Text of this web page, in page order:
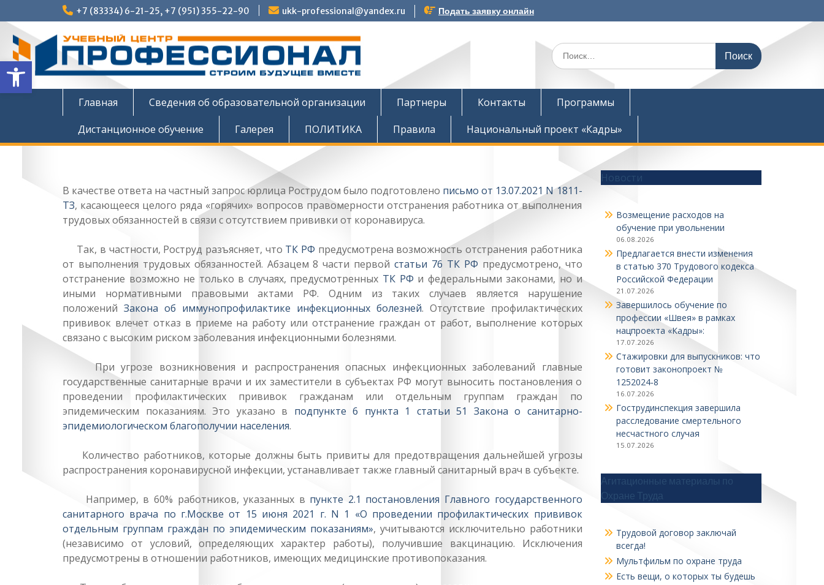
Открыть панель инструментов
к
содержимому
+7 (83334) 6-21-25, +7 (951) 355-22-90 ukk-professional@yandex.ru Подать заявку онлайн
Поиск
по:
Главная Сведения об образовательной организации Партнеры Контакты
Программы
Дистанционное обучение
Галерея ПОЛИТИКА Правила Национальный проект «Кадры»
В качестве ответа на частный запрос юрлица Рострудом было подготовлено письмо от 13.07.2021 N 1811-
ТЗ, касающееся целого ряда «горячих» вопросов правомерности отстранения работника от выполнения
трудовых обязанностей в связи с отсутствием прививки от коронавируса.
Так, в частности, Роструд разъясняет, что ТК РФ предусмотрена возможность отстранения работника
от выполнения трудовых обязанностей. Абзацем 8 части первойстатьи 76 ТК РФ предусмотрено, что
отстранение возможно не только в случаях, предусмотренных ТК РФ и федеральными законами, но и
иными нормативными правовыми актами РФ. Одним из таких случаев является нарушение
положений Закона об иммунопрофилактике инфекционных болезней. Отсутствие профилактических
прививок влечет отказ в приеме на работу или отстранение граждан от работ, выполнение которых
связано с высоким риском заболевания инфекционными болезнями.
При угрозе возникновения и распространения опасных инфекционных заболеваний главные
государственные санитарные врачи и их заместители в субъектах РФ могут выносить постановления о
проведении профилактических прививок гражданам или отдельным группам граждан по
эпидемическим показаниям. Это указано в подпункте 6 пункта 1 статьи 51 Закона о санитарно-
эпидемиологическом благополучии населения.
Количество работников, которые должны быть привиты для предотвращения дальнейшей угрозы
распространения коронавирусной инфекции, устанавливает также главный санитарный врач в субъекте.
Например, в 60% работников, указанных в пункте 2.1 постановления Главного государственного
санитарного врача по г.Москве от 15 июня 2021 г. N 1 «О проведении профилактических прививок
отдельным группам граждан по эпидемическим показаниям», учитываются исключительно работники
(независимо от условий, определяющих характер работы), получившие вакцинацию. Исключения
предусмотрены в отношении работников, имеющих медицинские противопоказания.
Новости
Возмещение расходов на
обучение при увольнении
06.08.2026
Предлагается внести изменения
в статью 370 Трудового кодекса
Российской Федерации
21.07.2026
Завершилось обучение по
профессии «Швея» в рамках
нацпроекта «Кадры»:
17.07.2026
Стажировки для выпускников: что
готовит законопроект №
1252024‑8
16.07.2026
Гострудинспекция завершила
расследование смертельного
несчастного случая
15.07.2026
Агитационные материалы по
Охране Труда
Трудовой договор заключай
всегда!
Мультфильм по охране труда
Есть вещи, о которых ты будешь